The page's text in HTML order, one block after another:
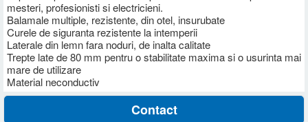
mesteri, profesionisti si electricieni.
Balamale multiple, rezistente, din otel, insurubate
Curele de siguranta rezistente la intemperii
Laterale din lemn fara noduri, de inalta calitate
Trepte late de 80 mm pentru o stabilitate maxima si o usurinta mai
mare de utilizare
Material neconductiv
Contact